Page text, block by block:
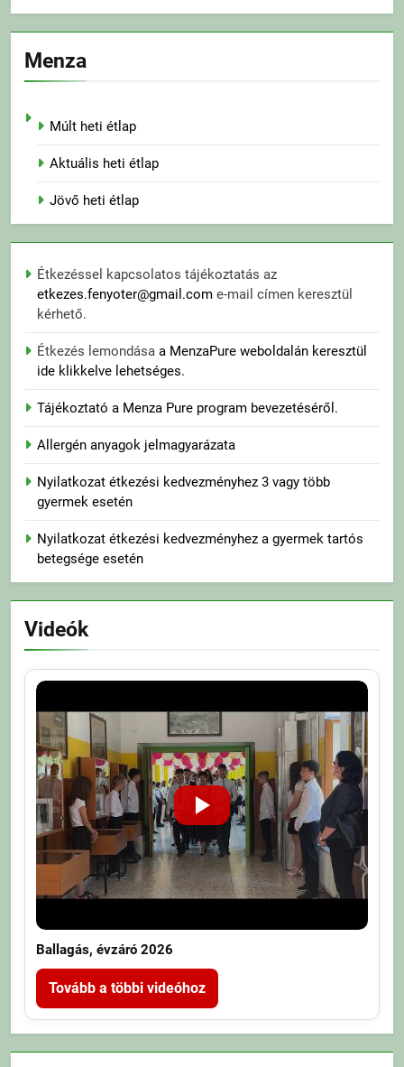
Menza
Múlt heti étlap
Aktuális heti étlap
Jövő heti étlap
Étkezéssel kapcsolatos tájékoztatás az
etkezes.fenyoter@gmail.com e-mail címen keresztül
kérhető.
Étkezés lemondása a MenzaPure weboldalán keresztül
ide klikkelve lehetséges.
Tájékoztató a Menza Pure program bevezetéséről.
Allergén anyagok jelmagyarázata
Nyilatkozat étkezési kedvezményhez 3 vagy több
gyermek esetén
Nyilatkozat étkezési kedvezményhez a gyermek tartós
betegsége esetén
Videók
Ballagás, évzáró 2026
Tovább a többi videóhoz